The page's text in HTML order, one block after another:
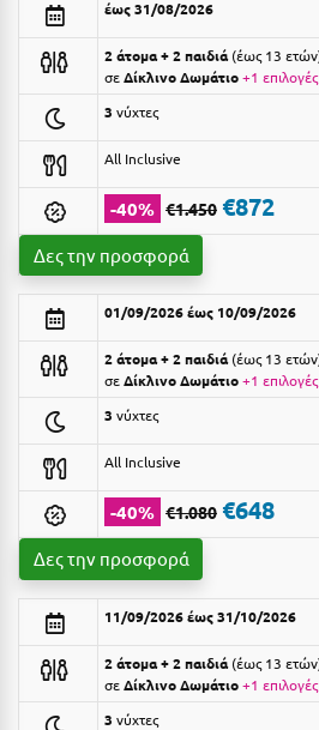
Αργολίδα
Αριδαία
Αρκαδία
Αρκίτσα
Αρτέμιδα
Αρχαία Ολυμπία
Αστυπάλαια
Βansko
Βόλος
Βραχάτι Κορινθίας
Βυτίνα
Ξενοδοχεία 4 Αστέρων
Ξενοδοχεία 5 Αστέρων
Βίλες
Κρουαζιέρες
Ενοικιαζόμενα Δωμάτια
Διαμερίσματα
Studios
Suites
Δες όλα τα πακέτα διακοπών
έως 31/08/2026
2 άτομα + 2 παιδιά έως 13 ετών
σεΔίκλινο Δωμάτιο+1 επιλογές
3 νύχτες
All Inclusive
-40% €1.450 €872
Δες την προσφορά
01/09/2026 έως 10/09/2026
2 άτομα + 2 παιδιά έως 13 ετών
σεΔίκλινο Δωμάτιο+1 επιλογές
3 νύχτες
All Inclusive
-40% €1.080 €648
Δες την προσφορά
11/09/2026 έως 31/10/2026
2 άτομα + 2 παιδιά έως 13 ετών
σεΔίκλινο Δωμάτιο+1 επιλογές
3 νύχτες